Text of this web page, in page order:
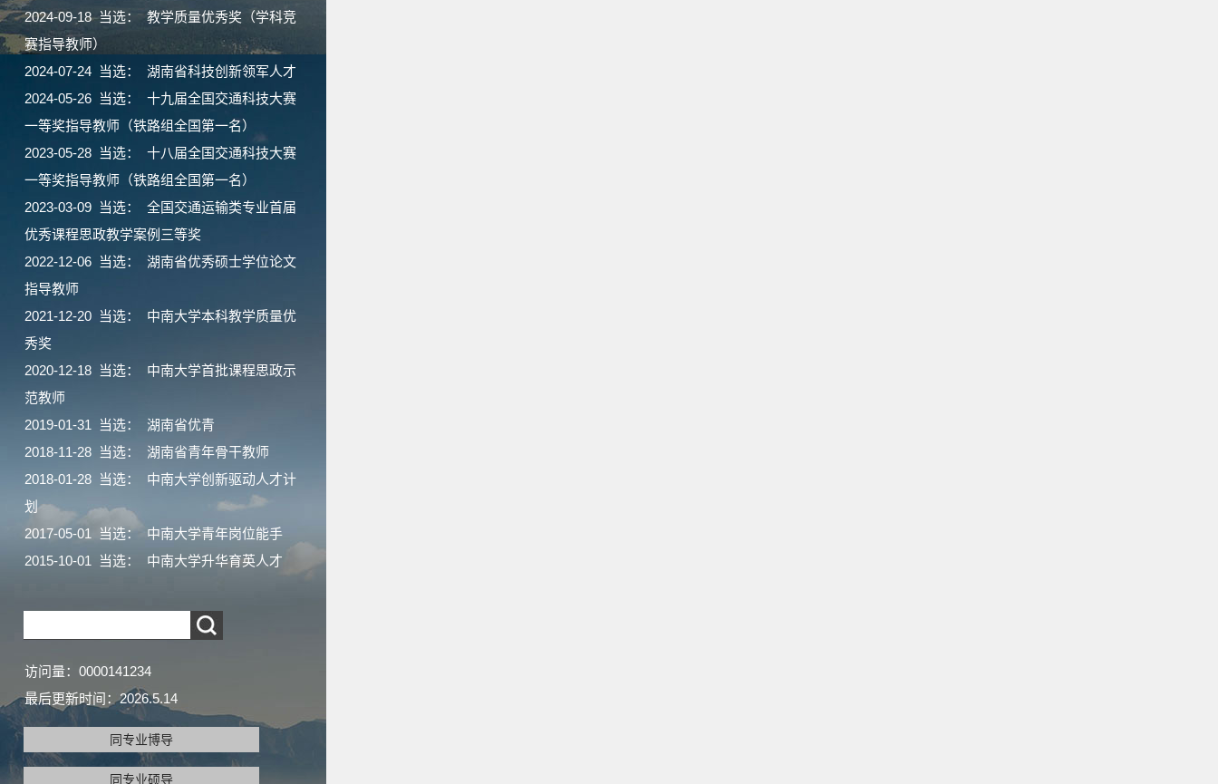
2024-09-18 当选： 教学质量优秀奖（学科竞
赛指导教师）
2024-07-24 当选： 湖南省科技创新领军人才
2024-05-26 当选： 十九届全国交通科技大赛
一等奖指导教师（铁路组全国第一名）
2023-05-28 当选： 十八届全国交通科技大赛
一等奖指导教师（铁路组全国第一名）
2023-03-09 当选： 全国交通运输类专业首届
优秀课程思政教学案例三等奖
2022-12-06 当选： 湖南省优秀硕士学位论文
指导教师
2021-12-20 当选： 中南大学本科教学质量优
秀奖
2020-12-18 当选： 中南大学首批课程思政示
范教师
2019-01-31 当选： 湖南省优青
2018-11-28 当选： 湖南省青年骨干教师
2018-01-28 当选： 中南大学创新驱动人才计
划
2017-05-01 当选： 中南大学青年岗位能手
2015-10-01 当选： 中南大学升华育英人才
访问量： 0000141234
最后更新时间：2026.5.14
同专业博导
同专业硕导